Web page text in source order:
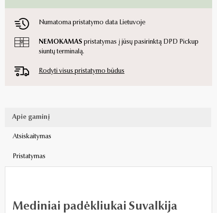
Numatoma pristatymo data Lietuvoje
NEMOKAMAS pristatymas į jūsų pasirinktą DPD Pickup
siuntų terminalą.
Rodyti visus pristatymo būdus
Apie gaminį
Atsiskaitymas
Pristatymas
Mediniai padėkliukai Suvalkija